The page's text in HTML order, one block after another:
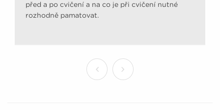
před a po cvičení a na co je při cvičení nutné
rozhodně pamatovat.